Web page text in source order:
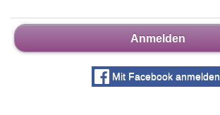
Anmelden
Mit Facebook anmelden